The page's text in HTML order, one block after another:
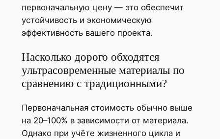
первоначальную цену — это обеспечит
устойчивость и экономическую
эффективность вашего проекта.
Насколько дорого обходятся
ультрасовременные материалы по
сравнению с традиционными?
Первоначальная стоимость обычно выше
на 20–100% в зависимости от материала.
Однако при учёте жизненного цикла и